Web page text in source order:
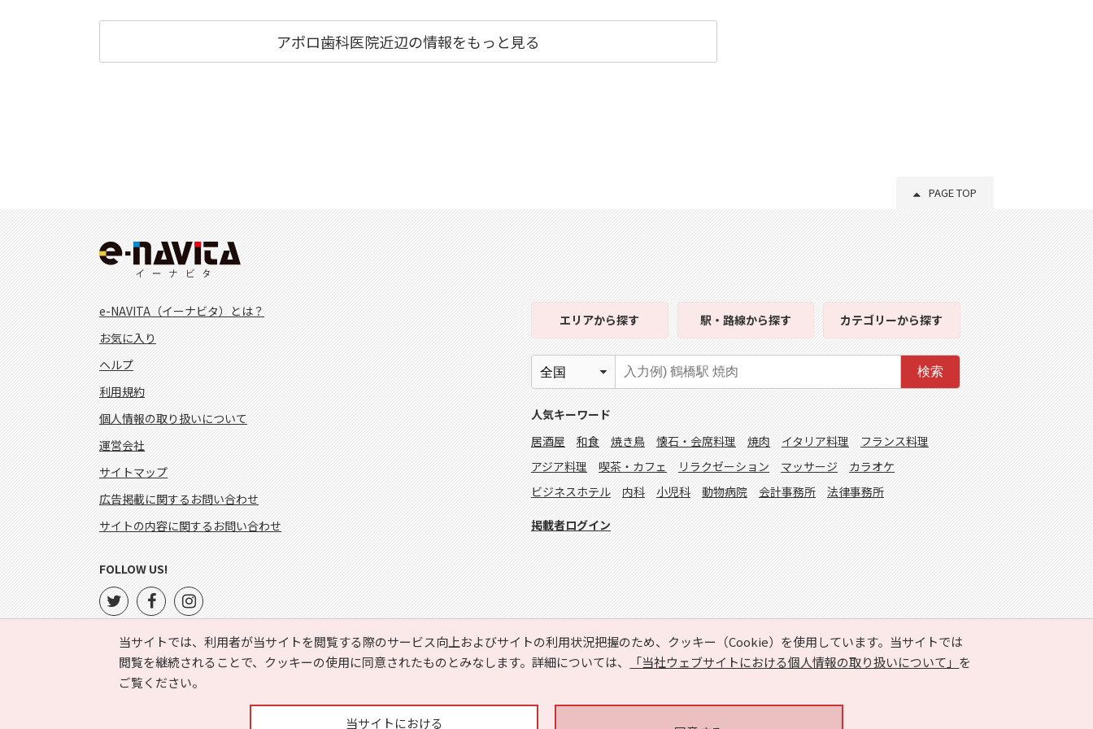
アポロ歯科医院近辺の情報をもっと見る
PAGE TOP
当サイトでは、利用者が当サイトを閲覧する際のサービス向上およびサイトの利用状況把握のため、クッキー（Cookie）を使用しています。当サイトでは
閲覧を継続されることで、クッキーの使用に同意されたものとみなします。詳細については、
「当社ウェブサイトにおける個人情報の取り扱いについて」 を
ご覧ください。
当サイトにおける
e-NAVITA（イーナビタ）とは？
お気に入り
ヘルプ
利用規約
個人情報の取り扱いについて
運営会社
サイトマップ
広告掲載に関するお問い合わせ
サイトの内容に関するお問い合わせ
エリアから探す 駅・路線から探す カテゴリーから探す
検索
人気キーワード
居酒屋
和食 焼き鳥 懐石・会席料理 焼肉 イタリア料理
フランス料理
アジア料理
喫茶・カフェ リラクゼーション マッサージ
カラオケ
ビジネスホテル
内科 小児科 動物病院 会計事務所 法律事務所
掲載者ログイン
FOLLOW US!
Copyright © HYOJITO.Co.,Ltd. All Rights Reserved.